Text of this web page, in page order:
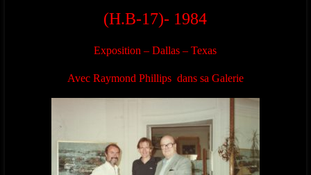
(H.B-17)- 1984
Exposition – Dallas – Texas
Avec Raymond Phillips dans sa Galerie